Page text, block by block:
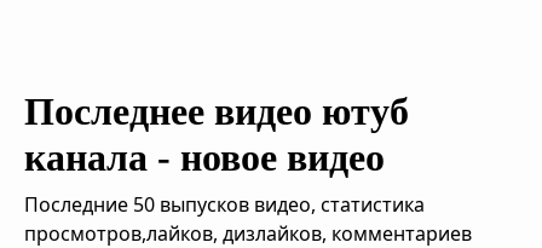
Последнее видео ютуб
канала - новое видео
Последние 50 выпусков видео, статистика
просмотров,лайков, дизлайков, комментариев